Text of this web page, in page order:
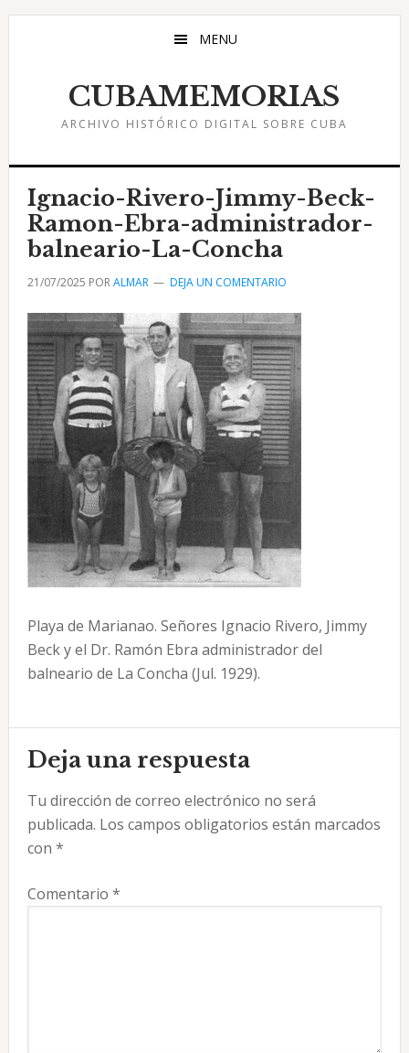
Saltar
Saltar
Saltar
MENU
CUBAMEMORIAS
ARCHIVO HISTÓRICO DIGITAL SOBRE CUBA
Ignacio-Rivero-Jimmy-Beck-
Ramon-Ebra-administrador-
balneario-La-Concha
21/07/2025 PORALMAR DEJA UN COMENTARIO
Playa de Marianao. Señores Ignacio Rivero, Jimmy
Beck y el Dr. Ramón Ebra administrador del
balneario de La Concha (Jul. 1929).
Interacciones
con
los
lectores
Deja una respuesta
Tu dirección de correo electrónico no será
publicada. Los campos obligatorios están marcados
con *
Comentario *